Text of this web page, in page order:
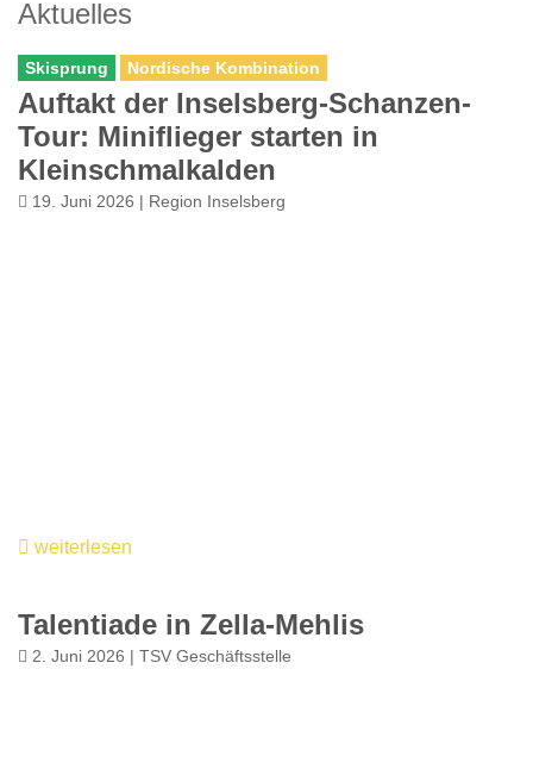
Aktuelles
Skisprung Nordische Kombination
Auftakt der Inselsberg-Schanzen-
Tour: Miniflieger starten in
Kleinschmalkalden
19. Juni 2026 | Region Inselsberg
weiterlesen
Talentiade in Zella-Mehlis
2. Juni 2026 | TSV Geschäftsstelle